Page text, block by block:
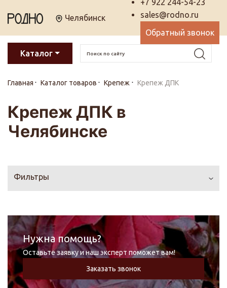
Челябинск
+7 922 244-54-23
sales@rodno.ru
Обратный звонок
Каталог
Главная Каталог товаров Крепеж Крепеж ДПК
Крепеж ДПК в
Челябинске
Фильтры
Нужна помощь?
Оставьте заявку и наш эксперт поможет вам!
Заказать звонок